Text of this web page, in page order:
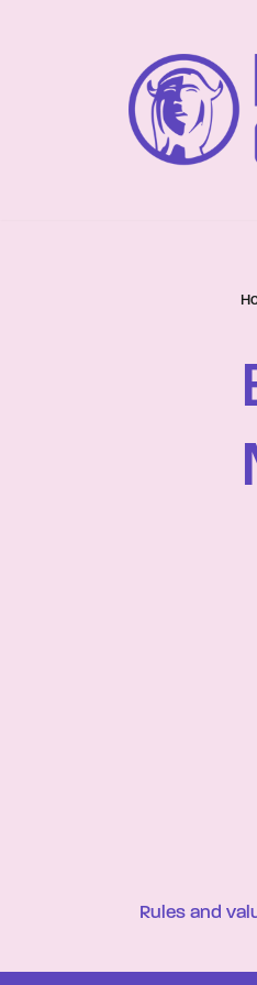
Rules and